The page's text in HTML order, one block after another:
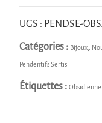
Obsidienne
Argentée
UGS : PENDSE-
Catégories : Bijoux,
Pendentifs Sertis
Étiquettes :